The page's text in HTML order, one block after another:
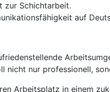
zur Schichtarbeit.
auf
nicht nur professionell,
Arbeitsplatz in einem